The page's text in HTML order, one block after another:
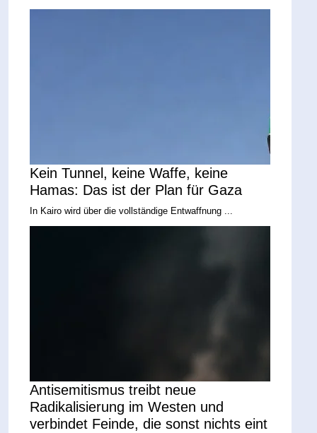
Kein Tunnel, keine Waffe, keine
Hamas: Das ist der Plan für Gaza
In Kairo wird über die vollständige Entwaffnung ...
Antisemitismus treibt neue
Radikalisierung im Westen und
verbindet Feinde, die sonst nichts eint